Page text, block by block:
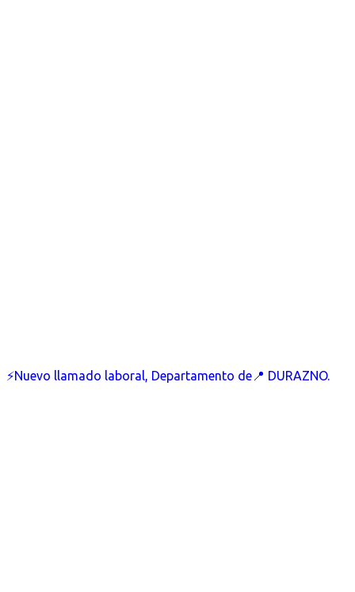
⚡Nuevo llamado laboral, Departamento de📍 DURAZNO.